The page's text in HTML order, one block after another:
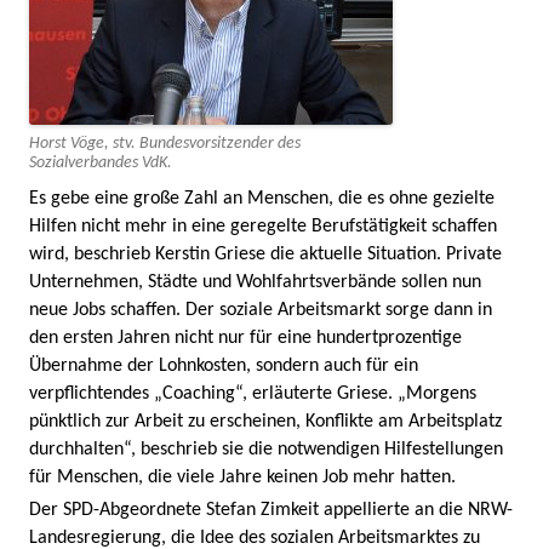
Horst Vöge, stv. Bundesvorsitzender des
Sozialverbandes VdK.
Es gebe eine große Zahl an Menschen, die es ohne gezielte
Hilfen nicht mehr in eine geregelte Berufstätigkeit schaffen
wird, beschrieb Kerstin Griese die aktuelle Situation. Private
Unternehmen, Städte und Wohlfahrtsverbände sollen nun
neue Jobs schaffen. Der soziale Arbeitsmarkt sorge dann in
den ersten Jahren nicht nur für eine hundertprozentige
Übernahme der Lohnkosten, sondern auch für ein
verpflichtendes „Coaching“, erläuterte Griese. „Morgens
pünktlich zur Arbeit zu erscheinen, Konflikte am Arbeitsplatz
durchhalten“, beschrieb sie die notwendigen Hilfestellungen
für Menschen, die viele Jahre keinen Job mehr hatten.
Der SPD-Abgeordnete Stefan Zimkeit appellierte an die NRW-
Landesregierung, die Idee des sozialen Arbeitsmarktes zu